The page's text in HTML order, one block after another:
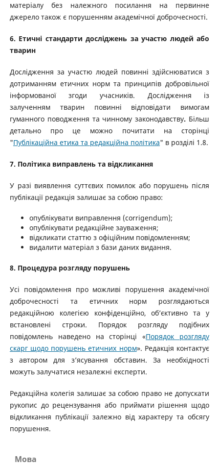
матеріалу без належного посилання на первинне
джерело також є порушенням академічної доброчесності.
6. Етичні стандарти досліджень за участю людей або
тварин
Дослідження за участю людей повинні здійснюватися з
дотриманням етичних норм та принципів добровільної
інформованої згоди учасників. Дослідження із
залученням тварин повинні відповідати вимогам
гуманного поводження та чинному законодавству. Більш
детально про це можно почитати на сторінці
"Публікаційна етика та редакційна політика" в розділі 1.8.
7. Політика виправлень та відкликання
У разі виявлення суттєвих помилок або порушень після
публікації редакція залишає за собою право:
опублікувати виправлення (corrigendum);
опублікувати редакційне зауваження;
відкликати статтю з офіційним повідомленням;
видалити матеріал з бази даних видання.
8. Процедура розгляду порушень
Усі повідомлення про можливі порушення академічної
доброчесності та етичних норм розглядаються
редакційною колегією конфіденційно, об’єктивно та у
встановлені строки. Порядок розгляду подібних
повідомлень наведено на сторінці «Порядок розгляду
скарг щодо порушень етичних норм». Редакція контактує
з автором для з’ясування обставин. За необхідності
можуть залучатися незалежні експерти.
Редакційна колегія залишає за собою право не допускати
рукопис до рецензування або приймати рішення щодо
відкликання публікації залежно від характеру та обсягу
порушення.
Мова